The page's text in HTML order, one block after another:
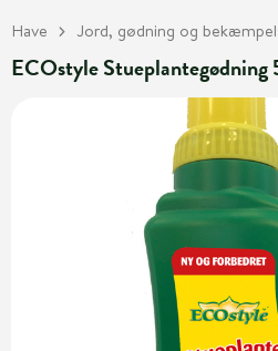
Have Jord, gødning og
ECOstyle